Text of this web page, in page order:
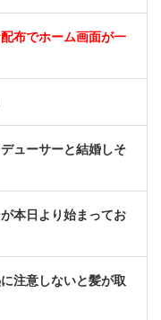
布でホーム画面が一
ューサーと結婚しそ
本日より始まってお
注意しないと髪が取